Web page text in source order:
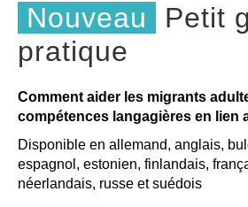
Nouveau
Petit
pratique
Comment aider les migrants
compétences langagières en lien
Disponible en allemand, anglais,
espagnol, estonien, finlandais,
néerlandais, russe et suédois